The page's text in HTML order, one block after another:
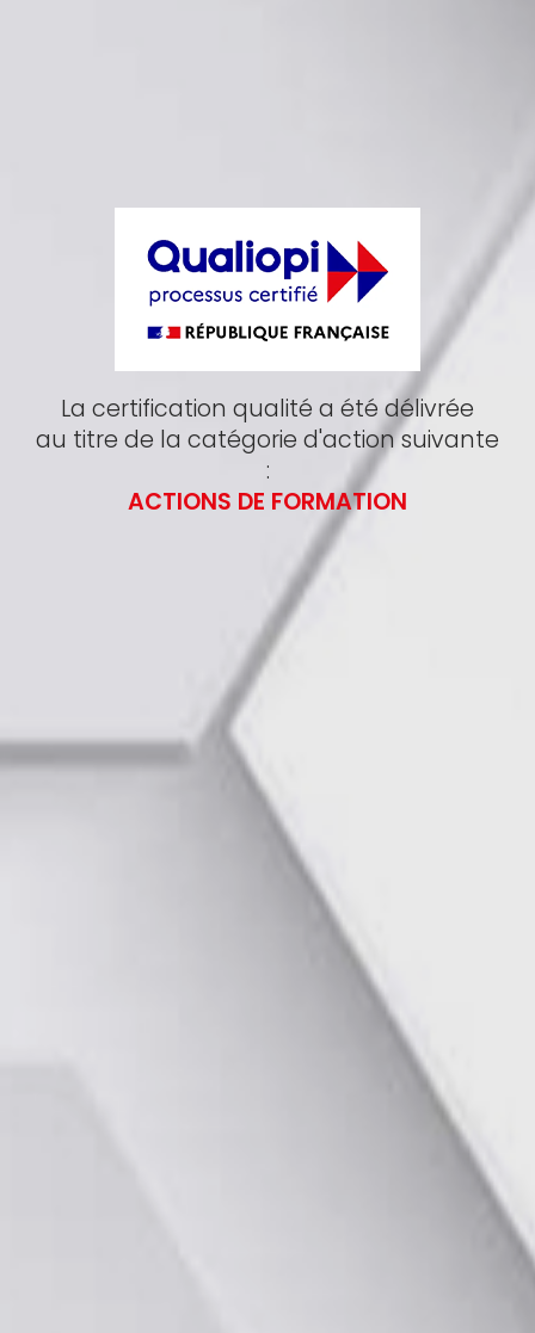
La certification qualité a été délivrée
au titre de la catégorie d'action suivante
:
ACTIONS DE FORMATION